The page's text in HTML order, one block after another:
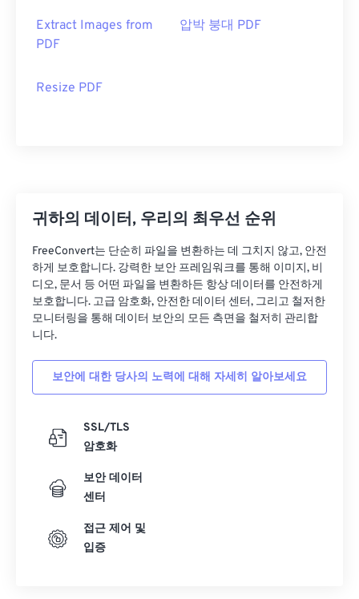
Extract Images from
PDF
압박 붕대 PDF
Resize PDF
귀하의 데이터, 우리의 최우선 순위
FreeConvert는 단순히 파일을 변환하는 데 그치지 않고, 안전
하게 보호합니다. 강력한 보안 프레임워크를 통해 이미지, 비
디오, 문서 등 어떤 파일을 변환하든 항상 데이터를 안전하게
보호합니다. 고급 암호화, 안전한 데이터 센터, 그리고 철저한
모니터링을 통해 데이터 보안의 모든 측면을 철저히 관리합
니다.
보안에 대한 당사의 노력에 대해 자세히 알아보세요
SSL/TLS
암호화
보안 데이터
센터
접근 제어 및
입증